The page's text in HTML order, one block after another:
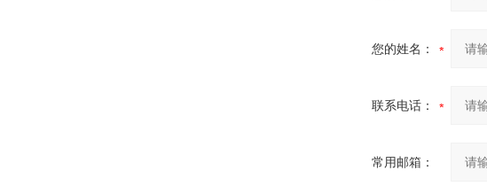
您的姓名：
联系电话：
常用邮箱：